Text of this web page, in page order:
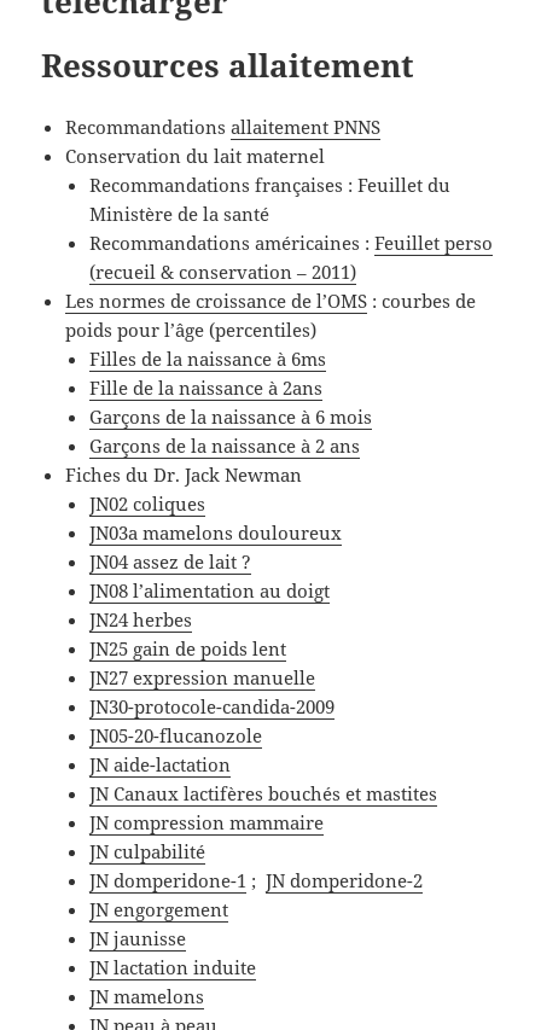
Ressources allaitement
Recommandationsallaitement PNNS
Conservation du lait maternel
Recommandations françaises : Feuillet du
Ministère de la santé
Recommandations américaines :Feuillet perso
(recueil & conservation – 2011)
Les normes de croissance de l’OMS : courbes de
poids pour l’âge (percentiles)
Filles de la naissance à 6ms
Fille de la naissance à 2ans
Garçons de la naissance à 6 mois
Garçons de la naissance à 2 ans
Fiches du Dr. Jack Newman
JN02 coliques
JN03a mamelons douloureux
JN04 assez de lait ?
JN08 l’alimentation au doigt
JN24 herbes
JN25 gain de poids lent
JN27 expression manuelle
JN30-protocole-candida-2009
JN05-20-flucanozole
JN aide-lactation
JN Canaux lactifères bouchés et mastites
JN compression mammaire
JN culpabilité
JN domperidone-1 ;JN domperidone-2
JN engorgement
JN jaunisse
JN lactation induite
JN mamelons